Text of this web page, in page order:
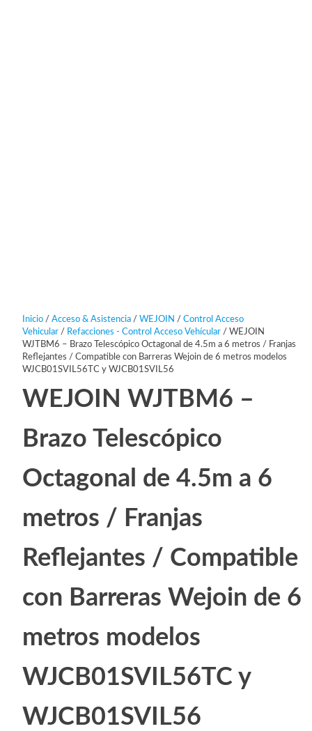
Inicio/ Acceso & Asistencia/ WEJOIN / Control Acceso
Vehicular/ Refacciones - Control Acceso Vehícular/ WEJOIN
WJTBM6 – Brazo Telescópico Octagonal de 4.5m a 6 metros / Franjas
Reflejantes / Compatible con Barreras Wejoin de 6 metros modelos
WJCB01SVIL56TC y WJCB01SVIL56
WEJOIN WJTBM6 –
Brazo Telescópico
Octagonal de 4.5m a 6
metros / Franjas
Reflejantes / Compatible
con Barreras Wejoin de 6
metros modelos
WJCB01SVIL56TC y
WJCB01SVIL56